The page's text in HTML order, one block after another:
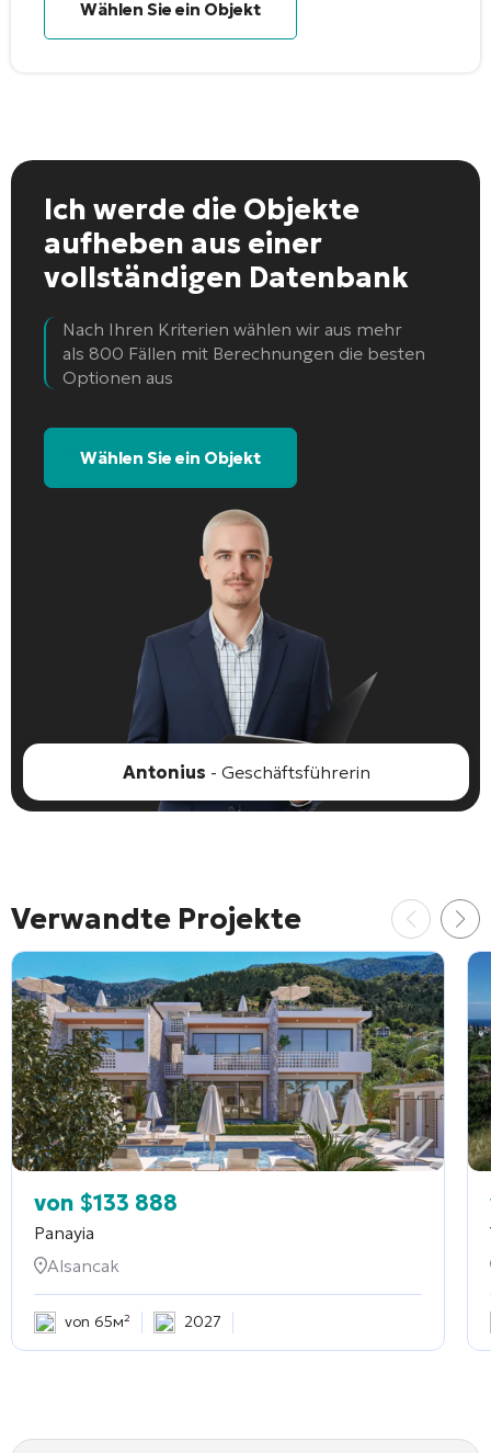
Wählen Sie ein Objekt
Ich werde die Objekte
aufheben aus einer
vollständigen Datenbank
Nach Ihren Kriterien wählen wir aus mehr
als 800 Fällen mit Berechnungen die besten
Optionen aus
Wählen Sie ein Objekt
Antonius - Geschäftsführerin
Verwandte Projekte
von $133 888
Panayia
Alsancak
von 65м² 2027